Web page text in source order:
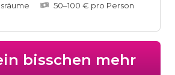
50–100 € pro Person
bisschen mehr